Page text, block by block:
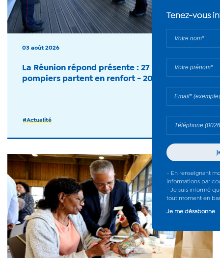
03 août 2026
La Réunion répond présente : 27 sapeurs-
pompiers partent en renfort - 2026
#Actualité